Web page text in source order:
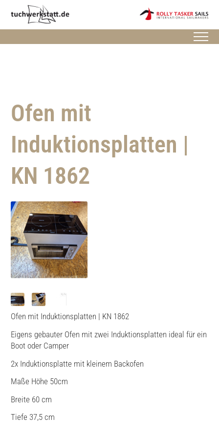
Ofen mit
Induktionsplatten |
KN 1862
Ofen mit Induktionsplatten | KN 1862
Eigens gebauter Ofen mit zwei Induktionsplatten ideal für ein
Boot oder Camper
2x Induktionsplatte mit kleinem Backofen
Maße Höhe 50cm
Breite 60 cm
Tiefe 37,5 cm